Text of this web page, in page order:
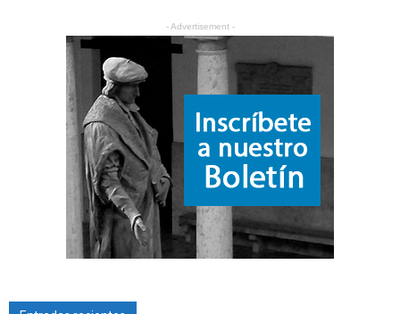
- Advertisement -